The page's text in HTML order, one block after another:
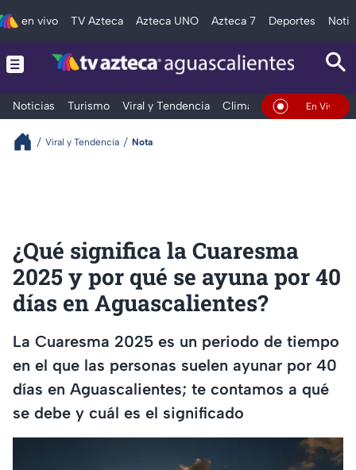
en vivo TV Azteca Azteca UNO Azteca 7 Deportes
Noticias Turismo Viral y Tendencia Clima DeportesEn Vivo
Viral y Tendencia Nota
¿Qué significa la Cuaresma
2025 y por qué se ayuna por 40
días en Aguascalientes?
La Cuaresma 2025 es un periodo de tiempo
en el que las personas suelen ayunar por 40
días en Aguascalientes; te contamos a qué
se debe y cuál es el significado